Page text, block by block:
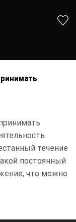
течение
постоянный
что можно